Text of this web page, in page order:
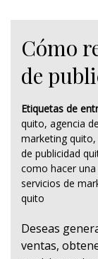
Cómo
de
Etiquetas de
quito, agencia
marketing quito,
de publicidad
como hacer
servicios de
quito
Deseas
ventas,